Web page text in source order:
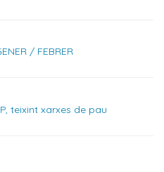
/ FEBRER
teixint xarxes de pau